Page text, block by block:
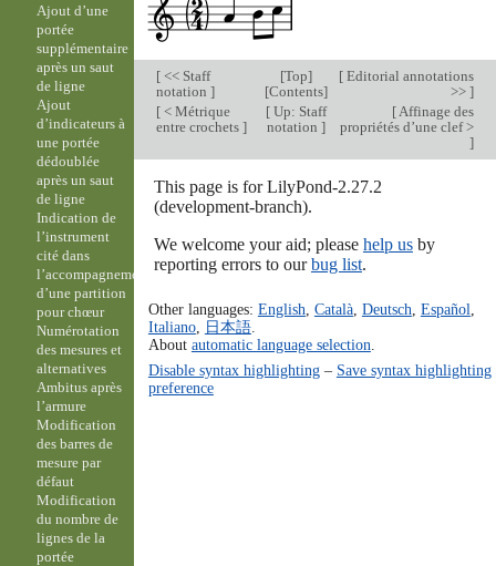
[<< Staff
notation ]
[Top]
[Contents]
[Editorial annotations
>> ]
[< Métrique
entre crochets ]
[Up: Staff
notation ]
[Affinage des
propriétés d’une clef >
]
This page is for LilyPond-2.27.2
(development-branch).
We welcome your aid; please help usby
reporting errors to ourbug list.
Other languages: English Català, Deutsch Español
Italiano, 日本語.
About automatic language selection
Disable syntax highlighting– Save syntax highlighting
preference
Ajout d’une
portée
supplémentaire
après un saut
de ligne
Ajout
d’indicateurs à
une portée
dédoublée
après un saut
de ligne
Indication de
l’instrument
cité dans
l’accompagnement
d’une partition
pour chœur
Numérotation
des mesures et
alternatives
Ambitus après
l’armure
Modification
des barres de
mesure par
défaut
Modification
du nombre de
lignes de la
portée